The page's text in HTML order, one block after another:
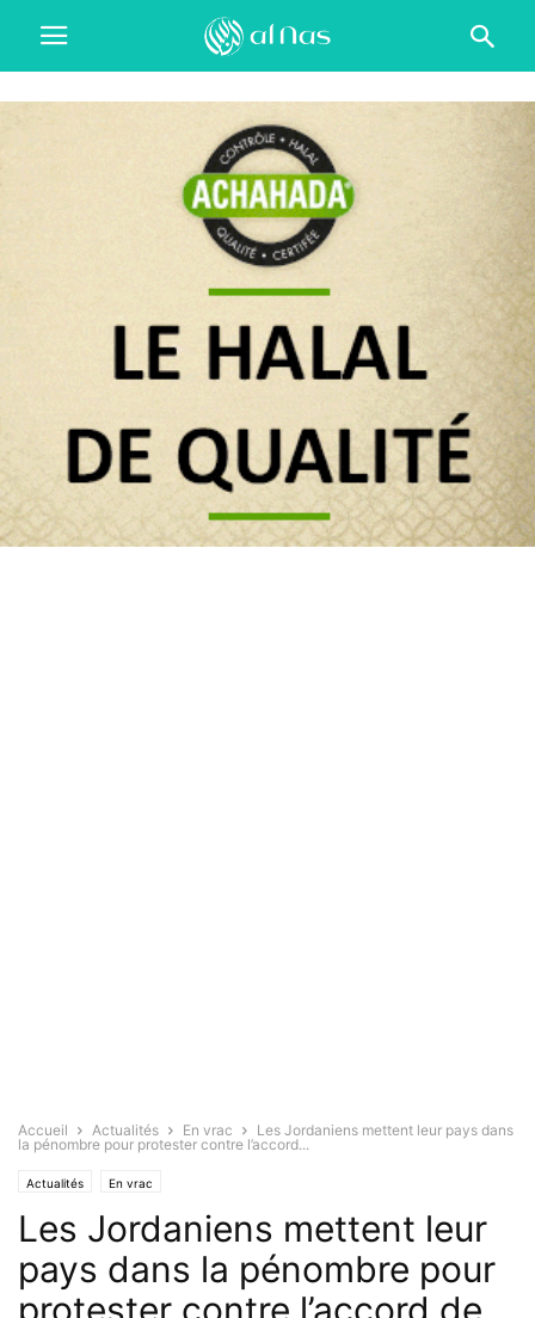
Accueil Actualités En vrac
Les Jordaniens mettent leur pays dans
la pénombre pour protester contre l’accord...
Actualités En vrac
Les Jordaniens mettent leur
pays dans la pénombre pour